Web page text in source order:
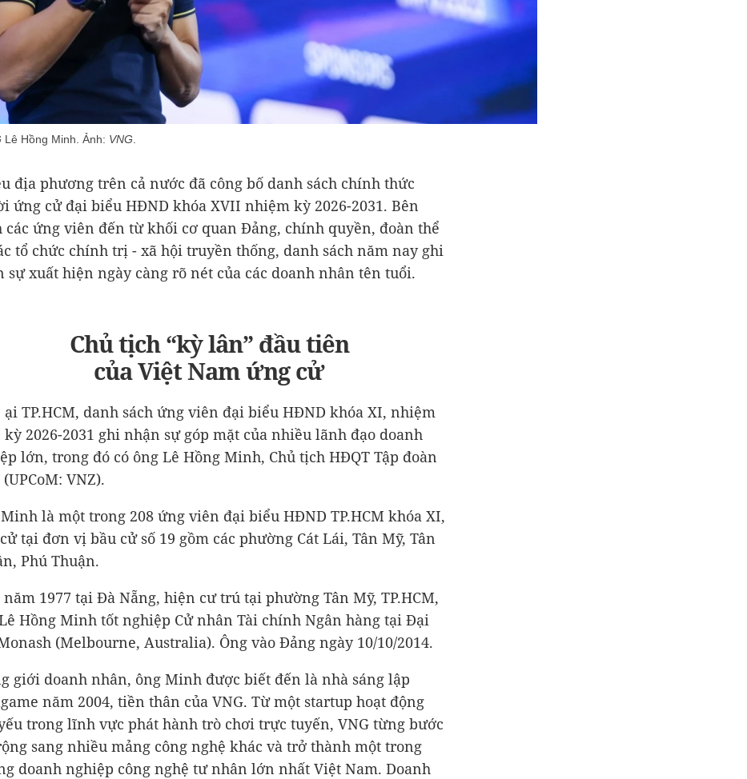
Lê Hồng Minh. Ảnh: VNG
địa phương trên cả nước đã công bố danh sách chính thức
ứng cử đại biểu HĐND khóa XVII nhiệm kỳ 2026-2031. Bên
các ứng viên đến từ khối cơ quan Đảng, chính quyền, đoàn thể
tổ chức chính trị - xã hội truyền thống, danh sách năm nay ghi
sự xuất hiện ngày càng rõ nét của các doanh nhân tên tuổi.
Chủ tịch “kỳ lân” đầu tiên
của Việt Nam ứng cử
ại TP.HCM, danh sách ứng viên đại biểu HĐND khóa XI, nhiệm
kỳ 2026-2031 ghi nhận sự góp mặt của nhiều lãnh đạo doanh
lớn, trong đó có ông Lê Hồng Minh, Chủ tịch HĐQT Tập đoàn
VNZ).
là một trong 208 ứng viên đại biểu HĐND TP.HCM khóa XI,
tại đơn vị bầu cử số 19 gồm các phường Cát Lái, Tân Mỹ, Tân
Phú Thuận.
năm 1977 tại Đà Nẵng, hiện cư trú tại phường Tân Mỹ, TP.HCM,
Hồng Minh tốt nghiệp Cử nhân Tài chính Ngân hàng tại Đại
(Melbourne, Australia). Ông vào Đảng ngày 10/10/2014.
giới doanh nhân, ông Minh được biết đến là nhà sáng lập
năm 2004, tiền thân của VNG. Từ một startup hoạt động
trong lĩnh vực phát hành trò chơi trực tuyến, VNG từng bước
sang nhiều mảng công nghệ khác và trở thành một trong
doanh nghiệp công nghệ tư nhân lớn nhất Việt Nam. Doanh